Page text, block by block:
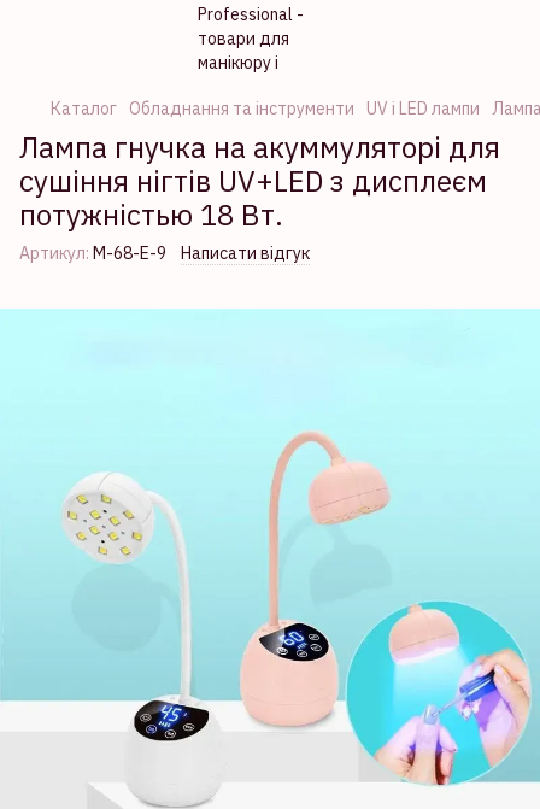
Каталог Обладнання та інструменти UV і LED лампи
Лампа гнучка на акуммуляторі для
сушіння нігтів UV+LED з дисплеєм
потужністью 18 Вт.
Артикул: M-68-Е-9 Написати відгук